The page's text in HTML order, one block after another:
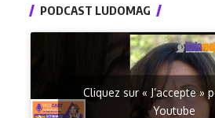
PODCAST LUDOMAG
Cliquez sur « J’accepte »
Youtube